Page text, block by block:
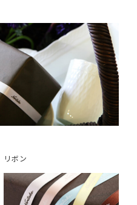
リボン